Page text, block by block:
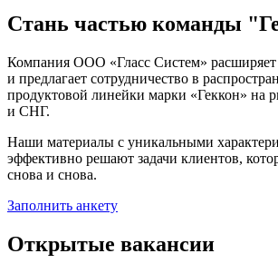
Стань частью команды
Компания ООО «Гласс Систем» расширяет
и предлагает сотрудничество в
продуктовой линейки марки «Геккон» на
и СНГ.
Наши материалы с уникальными
эффективно решают задачи клиентов,
снова и снова.
Заполнить анкету
Открытые вакансии